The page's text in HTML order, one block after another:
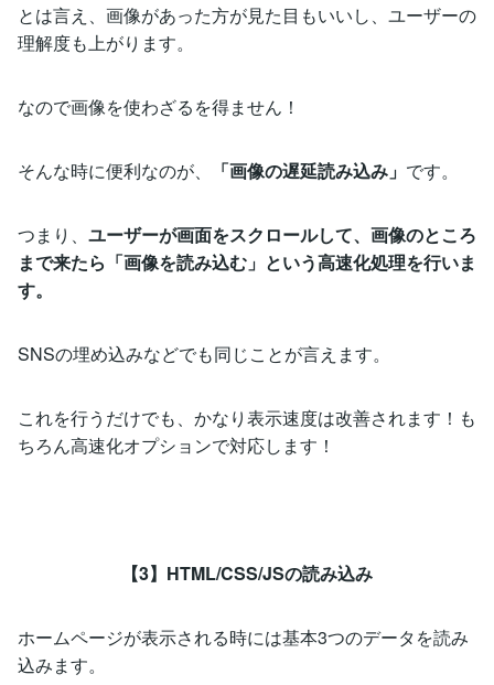
とは言え、画像があった方が見た目もいいし、ユーザーの
理解度も上がります。
なので画像を使わざるを得ません！
そんな時に便利なのが、 「画像の遅延読み込み」 です。
つまり、 ユーザーが画面をスクロールして、画像のところ
まで来たら「画像を読み込む」という高速化処理を行いま
す。
SNSの埋め込みなどでも同じことが言えます。
これを行うだけでも、かなり表示速度は改善されます！も
ちろん高速化オプションで対応します！
【3】HTML/CSS/JSの読み込み
ホームページが表示される時には基本3つのデータを読み
込みます。